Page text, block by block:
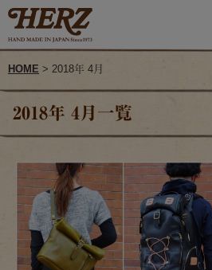
HOME > 2018年 4月
2018年 4月一覧